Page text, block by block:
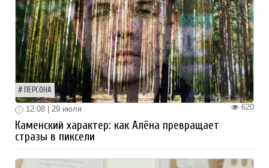
ПЕРСОНА
620
12:08 | 29 июля
Каменский характер: как Алёна превращает
стразы в пиксели